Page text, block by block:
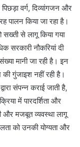
वर्ग, दिव्यांगजन और
पालन किया जा रहा है।
सख्ती से लागू किया गया
सरकारी नौकरियां दी
मानी जा रही है। इन
गुंजाइश नहीं रही है।
संपन्न कराई जाती है,
में पारदर्शिता और
और मजबूत व्यवस्था लागू
को उनकी योग्यता और